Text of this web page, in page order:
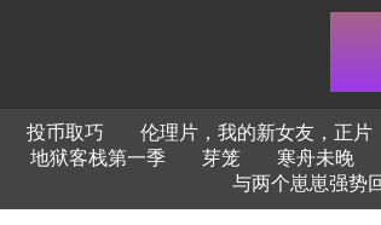
投币取巧 伦理片，我的新女友，正片
地狱客栈第一季 芽笼 寒舟未晚
与两个崽崽强势